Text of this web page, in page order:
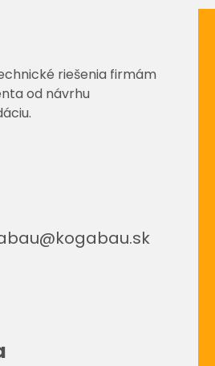
riešenia firmám
od návrhu